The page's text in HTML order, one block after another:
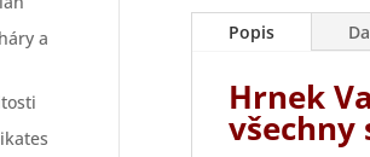
a
Popis
Hrnek
všechny